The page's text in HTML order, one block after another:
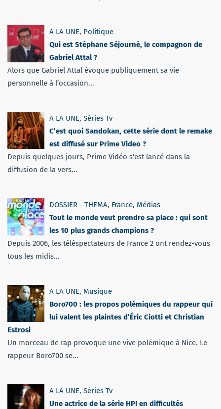
A LA UNE, Politique
Qui est Stéphane Séjourné, le compagnon de
Gabriel Attal ?
Alors que Gabriel Attal évoque publiquement sa vie
personnelle à l’occasion...
A LA UNE, Séries Tv
C’est quoi Sandokan, cette série dont le remake
est diffusé sur Prime Video ?
Depuis quelques jours, Prime Vidéo s'est lancé dans la
diffusion de la vers...
DOSSIER - THEMA, France, Médias
Tout le monde veut prendre sa place : qui sont
les 10 plus grands champions ?
Depuis 2006, les téléspectateurs de France 2 ont rendez-vous
tous les midis...
A LA UNE, Musique
Boro700 : les propos polémiques du rappeur qui
lui valent les plaintes d’Éric Ciotti et Christian
Estrosi
Un morceau de rap provoque une vive polémique à Nice. Le
rappeur Boro700 se...
A LA UNE, Séries Tv
Une actrice de la série HPI en difficultés